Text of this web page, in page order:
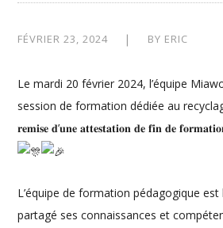
FÉVRIER 23, 2024 BY ERIC
Le mardi 20 février 2024, l’équipe
session de formation dédiée au
𝐫𝐞𝐦𝐢𝐬𝐞 𝐝’𝐮𝐧𝐞 𝐚𝐭𝐭𝐞𝐬𝐭𝐚𝐭𝐢𝐨𝐧 𝐝𝐞 𝐟𝐢𝐧 𝐝𝐞
L’équipe de formation pédagogique est
partagé ses connaissances et